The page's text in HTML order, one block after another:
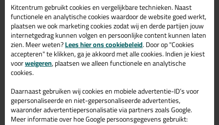
Geschikt voor wand/plafond en wand/vloer aansluitingen
Gecertificeerd voor houten en stalen kozijnen
Gecertificeerd voor metal-stud aansluitingen
Luchtgeluidsisolatie getest conform EN ISO 10140-
2:2010
CE klasse: EN 15651-1: F-EXT-INT-CC 25HM
CE klasse: EN 15651-2: G-CC 25HM
Bewegingsopname tot 25%
Excellente verwerking en makkelijk af te werken
Goed bestand tegen UV, water en weersomstandigheden
Reukloos
Niet corrosief t.o.v. metalen
Kitcentrum gebruikt cookies en vergelijkbare technieken. Naast
functionele en analytische cookies waardoor de website goed werkt,
plaatsen we ook marketing cookies zodat wij en derde partijen jouw
internetgedrag kunnen volgen en persoonlijke content kunnen laten
zien. Meer weten?Lees hier ons cookiebeleid. Door op "Cookies
accepteren" te klikken, ga je akkoord met alle cookies. Indien je kiest
voorweigeren, plaatsen we alleen functionele en analytische
cookies.
Daarnaast gebruiken wij cookies en mobiele advertentie-ID’s voor
gepersonaliseerde en niet-gepersonaliseerde advertenties,
waaronder advertentiepersonalisatie via partners zoals Google.
Meer informatie over hoe Google persoonsgegevens gebruikt: